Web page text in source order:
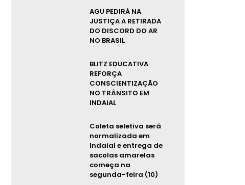
AGU PEDIRÁ NA
JUSTIÇA A RETIRADA
DO DISCORD DO AR
NO BRASIL
BLITZ EDUCATIVA
REFORÇA
CONSCIENTIZAÇÃO
NO TRÂNSITO EM
INDAIAL
Coleta seletiva será
normalizada em
Indaial e entrega de
sacolas amarelas
começa na
segunda-feira (10)